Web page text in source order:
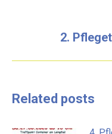
2.
Related posts